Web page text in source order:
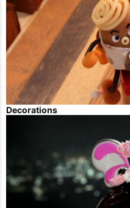
Decorations